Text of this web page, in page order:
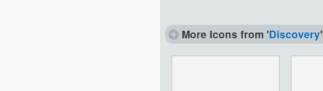
More Icons from 'Discovery'